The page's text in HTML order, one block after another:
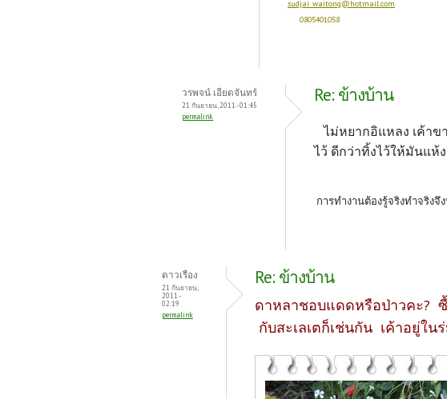
sudjai_waitong@hotmail.com
0805401058
วรพจน์ เอียดจันทร์
21 กันยายน, 2011 - 01:45
permalink
Re: ข้างบ้าน
ไม่หยากอิแหลง เค้าข
ไว้ ดีกว่าทิ้งไว้ให้มันแห้
การทำงานต้องรู้จริงทำจริงจึ
ดาวเรือง
21 กันยายน,
2011 -
02:19
permalink
Re: ข้างบ้าน
ดาหลาชอบแดดหรือป่าวคะ?
กับสะเลเตก็เช่นกัน เค้าอยู่ใน